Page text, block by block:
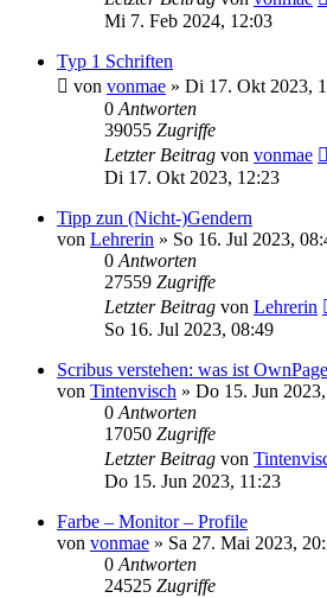
Mi 7. Feb 2024, 12:03
Typ 1 Schriften
von vonmae » Di 17. Okt 2023,
0 Antworten
39055 Zugriffe
Letzter Beitrag von vonmae
Di 17. Okt 2023, 12:23
Tipp zun (Nicht-)Gendern
von Lehrerin » So 16. Jul 2023,
0 Antworten
27559 Zugriffe
Letzter Beitrag von Lehrerin
So 16. Jul 2023, 08:49
Scribus verstehen: was ist
von Tintenvisch » Do 15. Jun
0 Antworten
17050 Zugriffe
Letzter Beitrag von
Do 15. Jun 2023, 11:23
Farbe – Monitor – Profile
von vonmae » Sa 27. Mai 2023,
0 Antworten
24525 Zugriffe